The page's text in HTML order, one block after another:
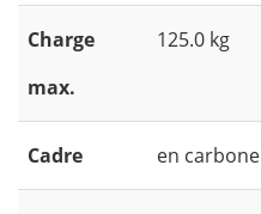
Charge
max.
125.0 kg
Cadre en carbone